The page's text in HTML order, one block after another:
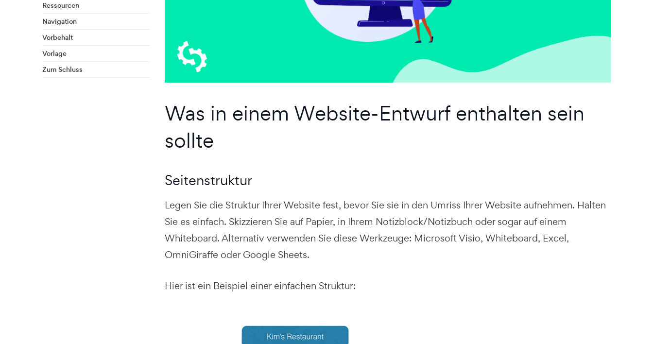
Ressourcen
Navigation
Vorbehalt
Vorlage
Zum Schluss
Was in einem Website-Entwurf enthalten sein
sollte
Seitenstruktur
Legen Sie die Struktur Ihrer Website fest, bevor Sie sie in den Umriss Ihrer Website aufnehmen. Halten
Sie es einfach. Skizzieren Sie auf Papier, in Ihrem Notizblock/Notizbuch oder sogar auf einem
Whiteboard. Alternativ verwenden Sie diese Werkzeuge: Microsoft Visio, Whiteboard, Excel,
OmniGiraffe oder Google Sheets.
Hier ist ein Beispiel einer einfachen Struktur: